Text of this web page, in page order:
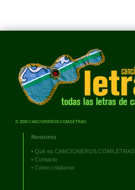
© 2026 CANCIONEROS.COM/LETRAS
Nosotros
• Qué es CANCIONEROS.COM/LETRAS
• Contacto
• Cómo colaborar